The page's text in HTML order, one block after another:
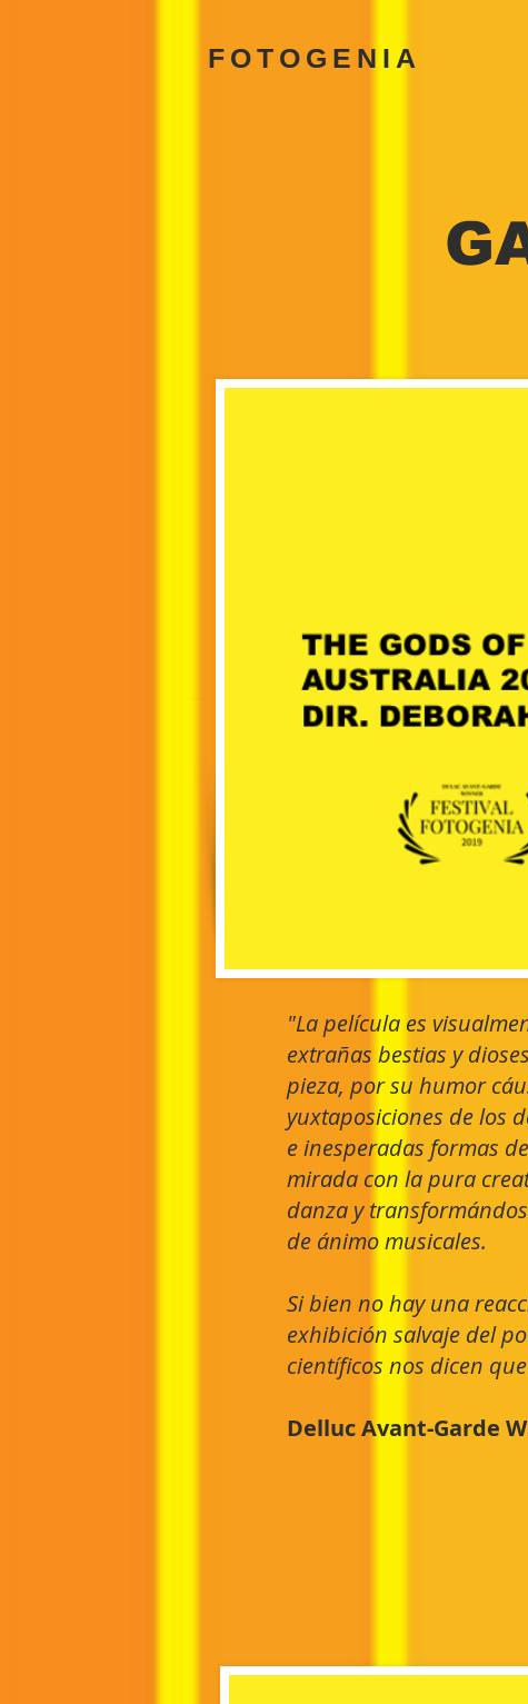
FOTOGENIA
"La película es
extrañas bestias y
pieza, por su humor
yuxtaposiciones de los
e inesperadas formas
mirada con la pura
danza y
de ánimo musicales.
Si bien no hay una
exhibición salvaje del
científicos nos dicen
Delluc Avant-Garde